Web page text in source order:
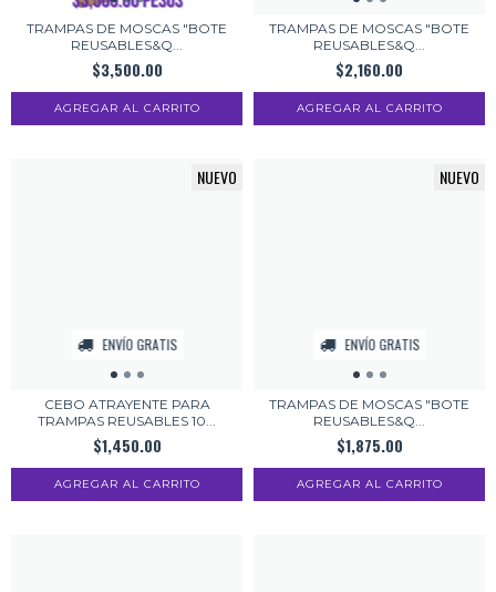
TRAMPAS DE MOSCAS "BOTE
REUSABLES&Q...
$3,500.00
TRAMPAS DE MOSCAS "BOTE
REUSABLES&Q...
$2,160.00
ENVÍO GRATIS
NUEVO
CEBO ATRAYENTE PARA
TRAMPAS REUSABLES 10...
$1,450.00
ENVÍO GRATIS
NUEVO
TRAMPAS DE MOSCAS "BOTE
REUSABLES&Q...
$1,875.00